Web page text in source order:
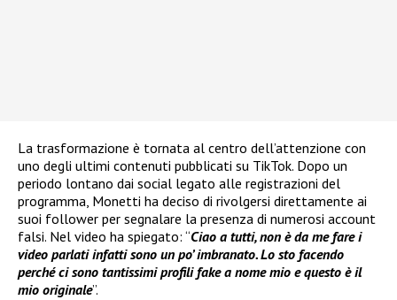
La trasformazione è tornata al centro dell’attenzione con
uno degli ultimi contenuti pubblicati su TikTok. Dopo un
periodo lontano dai social legato alle registrazioni del
programma, Monetti ha deciso di rivolgersi direttamente ai
suoi follower per segnalare la presenza di numerosi account
falsi. Nel video ha spiegato: “Ciao a tutti, non è da me fare i
video parlati infatti sono un po’ imbranato. Lo sto facendo
perché ci sono tantissimi profili fake a nome mio e questo è il
mio originale”.